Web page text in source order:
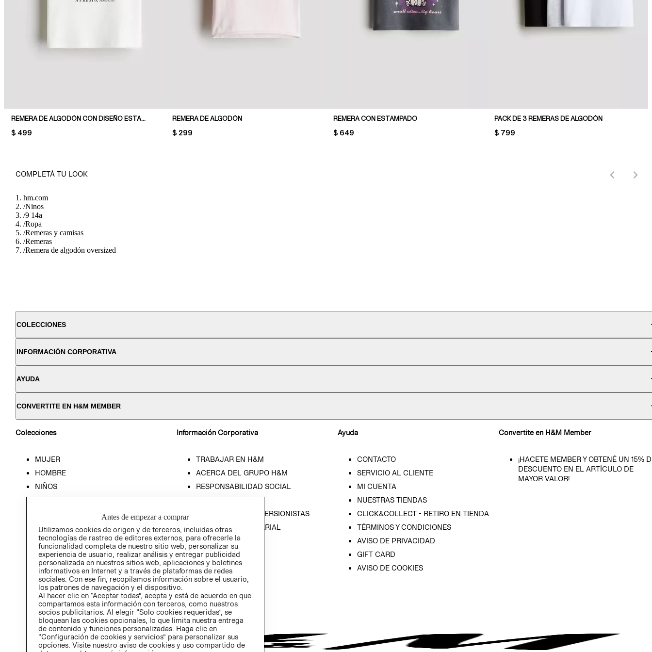
REMERA DE ALGODÓN CON DISEÑO ESTAMPADO
PRICE:
$ 499
REMERA DE ALGODÓN
PRICE:
$ 299
REMERA CON ESTAMPADO
PRICE:
$ 649
PACK DE 3 REMERAS DE ALGODÓN
PRICE:
$ 799
COMPLETÁ TU LOOK
hm.com
/Ninos
/9 14a
/Ropa
/Remeras y camisas
/Remeras
/Remera de algodón oversized
COLECCIONES
INFORMACIÓN CORPORATIVA
AYUDA
CONVERTITE EN H&M MEMBER
Colecciones
MUJER
HOMBRE
NIÑOS
HOME
Información Corporativa
TRABAJAR EN H&M
ACERCA DEL GRUPO H&M
RESPONSABILIDAD SOCIAL
PRENSA
RELACIÓN CON INVERSIONISTAS
POLÍTICA EMPRESARIAL
Ayuda
CONTACTO
SERVICIO AL CLIENTE
MI CUENTA
NUESTRAS TIENDAS
CLICK&COLLECT - RETIRO EN TIENDA
TÉRMINOS Y CONDICIONES
AVISO DE PRIVACIDAD
GIFT CARD
AVISO DE COOKIES
Convertite en H&M Member
¡HACETE MEMBER Y OBTENÉ UN 15%
DESCUENTO EN EL ARTÍCULO DE
MAYOR VALOR!
Antes de empezar a comprar
Utilizamos cookies de origen y de terceros, incluidas otras
tecnologías de rastreo de editores externos, para ofrecerle la
funcionalidad completa de nuestro sitio web, personalizar su
experiencia de usuario, realizar análisis y entregar publicidad
personalizada en nuestros sitios web, aplicaciones y boletines
informativos en Internet y a través de plataformas de redes
sociales. Con ese fin, recopilamos información sobre el usuario,
los patrones de navegación y el dispositivo.
Al hacer clic en “Aceptar todas”, acepta y está de acuerdo en que
compartamos esta información con terceros, como nuestros
socios publicitarios. Al elegir “Solo cookies requeridas”, se
bloquean las cookies opcionales, lo que limita nuestra entrega
de contenido y funciones personalizadas. Haga clic en
“Configuración de cookies y servicios” para personalizar sus
opciones. Visite nuestro aviso de cookies y uso compartido de